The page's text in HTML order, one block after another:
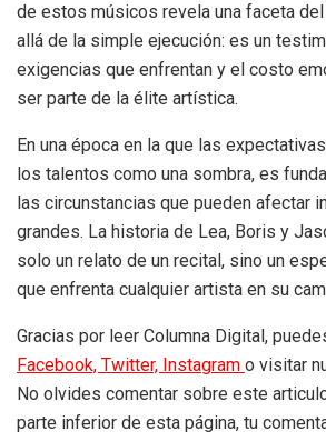
de estos músicos revela una faceta
allá de la simple ejecución: es un
exigencias que enfrentan y el costo
ser parte de la élite artística.
En una época en la que las
los talentos como una sombra, es
las circunstancias que pueden afectar
grandes. La historia de Lea, Boris y
solo un relato de un recital, sino un
que enfrenta cualquier artista en su
Gracias por leer Columna Digital,
Facebook, Twitter, Instagram o visitar
No olvides comentar sobre este
parte inferior de esta página, tu